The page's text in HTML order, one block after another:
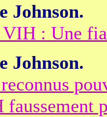
Johnson.
VIH : Une
Johnson.
faussement